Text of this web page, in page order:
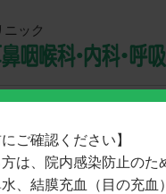
ニック
耳鼻咽喉科・めまい外
ご確認ください】
は、院内感染防止のた
水、結膜充血（目の充血